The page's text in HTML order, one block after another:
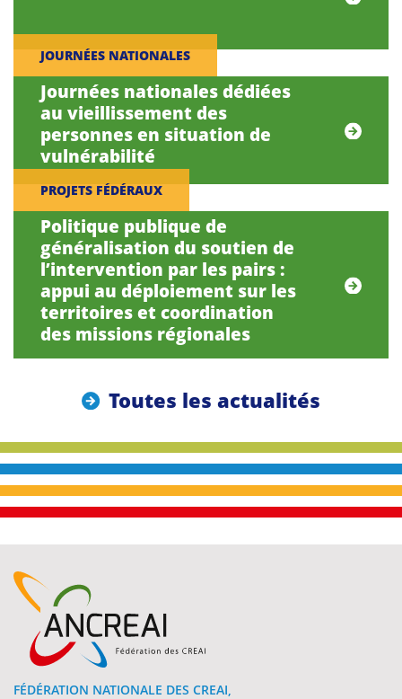
JOURNÉES NATIONALES
Journées nationales dédiées
au vieillissement des
personnes en situation de
vulnérabilité
PROJETS FÉDÉRAUX
Politique publique de
généralisation du soutien de
l’intervention par les pairs :
appui au déploiement sur les
territoires et coordination
des missions régionales
Toutes les actualités
FÉDÉRATION NATIONALE DES CREAI,